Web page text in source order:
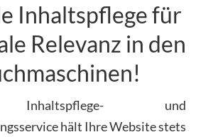
Inhaltspflege für
Relevanz in den
und
hält Ihre Website stets